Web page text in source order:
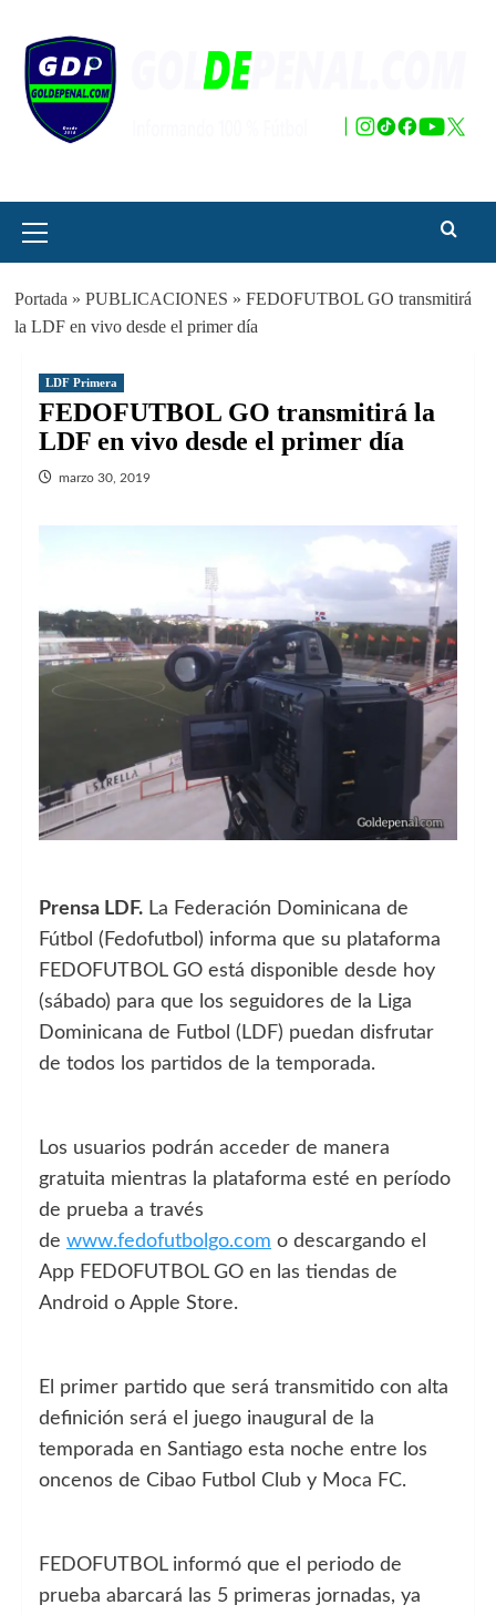
contenido
principal
Portada » PUBLICACIONES » FEDOFUTBOL GO transmitirá
la LDF en vivo desde el primer día
LDF Primera
FEDOFUTBOL GO transmitirá la
LDF en vivo desde el primer día
marzo 30, 2019
Prensa LDF. La Federación Dominicana de
Fútbol (Fedofutbol) informa que su plataforma
FEDOFUTBOL GO está disponible desde hoy
(sábado) para que los seguidores de la Liga
Dominicana de Futbol (LDF) puedan disfrutar
de todos los partidos de la temporada.
Los usuarios podrán acceder de manera
gratuita mientras la plataforma esté en período
de prueba a través
de www.fedofutbolgo.com o descargando el
App FEDOFUTBOL GO en las tiendas de
Android o Apple Store.
El primer partido que será transmitido con alta
definición será el juego inaugural de la
temporada en Santiago esta noche entre los
oncenos de Cibao Futbol Club y Moca FC.
FEDOFUTBOL informó que el periodo de
prueba abarcará las 5 primeras jornadas, ya